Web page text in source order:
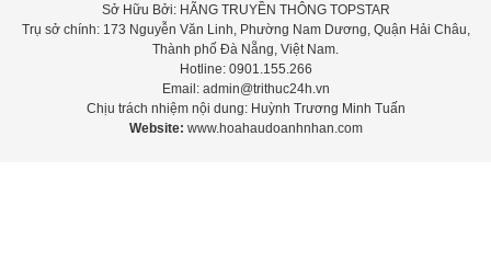
Sở Hữu Bởi: HÃNG TRUYỀN THÔNG TOPSTAR
Trụ sở chính: 173 Nguyễn Văn Linh, Phường Nam Dương, Quận Hải Châu,
Thành phố Đà Nẵng, Việt Nam.
Hotline: 0901.155.266
Email: admin@trithuc24h.vn
Chịu trách nhiệm nội dung: Huỳnh Trương Minh Tuấn
Website: www.hoahaudoanhnhan.com